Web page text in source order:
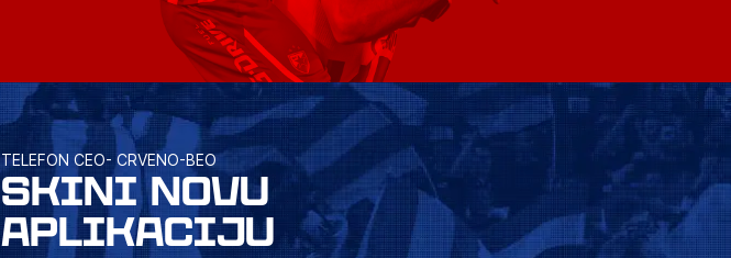
TELEFON CEO- CRVENO-BEO
SKINI NOVU
APLIKACIJU